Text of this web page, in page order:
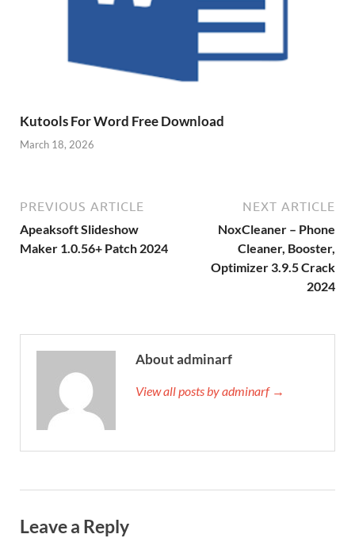
Kutools For Word Free Download
March 18, 2026
PREVIOUS ARTICLE
Apeaksoft Slideshow
Maker 1.0.56+ Patch 2024
NEXT ARTICLE
NoxCleaner – Phone
Cleaner, Booster,
Optimizer 3.9.5 Crack
2024
About adminarf
View all posts by adminarf →
Leave a Reply